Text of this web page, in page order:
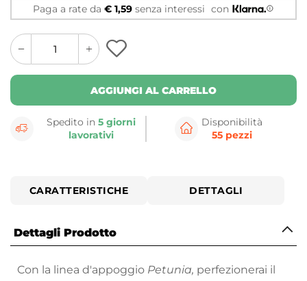
Paga a rate da € 1,59senza interessi con
quantity
button
quantity
minus
button
AGGIUNGI AL CARRELLO
Spedito in5 giorni
lavorativi
Disponibilità
55 pezzi
CARATTERISTICHE DETTAGLI
Dettagli Prodotto
Con la linea d'appoggio Petunia, perfezionerai il